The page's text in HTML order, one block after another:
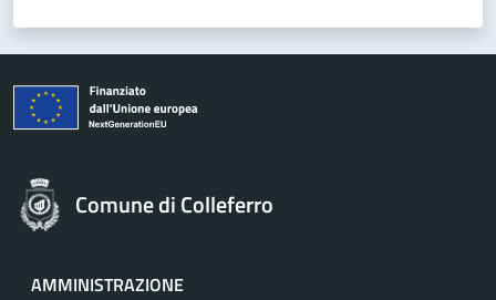
Comune di Colleferro
AMMINISTRAZIONE